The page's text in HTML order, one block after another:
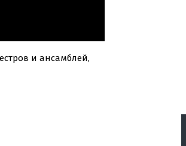
и ансамблей,